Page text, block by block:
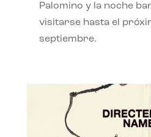
Palomino y la noche
visitarse hasta el
septiembre.